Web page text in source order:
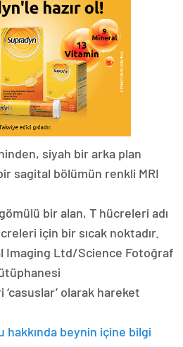
bir alan, T hücreleri adı
için bir sıcak noktadır.
Imaging Ltd/Science Fotoğraf
‘casuslar’ olarak hareket
hakkında beynin içine bilgi